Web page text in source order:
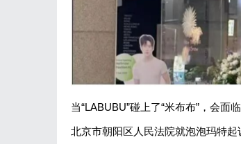
当“LABUBU”碰上了“米布布”，会面
北京市朝阳区人民法院就泡泡玛特